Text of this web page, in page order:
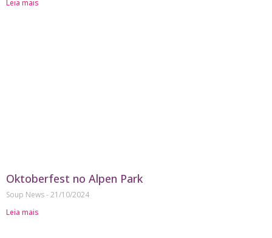
Leia mais
Oktoberfest no Alpen Park
Soup News 21/10/2024
Leia mais